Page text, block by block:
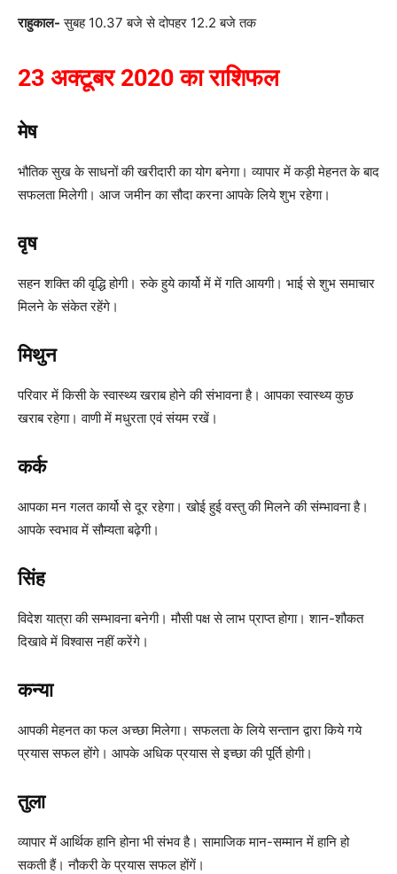
राहुकाल- सुबह 10.37 बजे से दोपहर 12.2 बजे तक
23 अक्टूबर 2020 का राशिफल
मेष
भौतिक सुख के साधनों की खरीदारी का योग बनेगा। व्यापार में कड़ी मेहनत के बाद
सफलता मिलेगी। आज जमीन का सौदा करना आपके लिये शुभ रहेगा।
वृष
सहन शक्ति की वृद्धि होगी। रुके हुये कार्यो में में गति आयगी। भाई से शुभ समाचार
मिलने के संकेत रहेंगे।
मिथुन
परिवार में किसी के स्वास्थ्य खराब होने की संभावना है। आपका स्वास्थ्य कुछ
खराब रहेगा। वाणी में मधुरता एवं संयम रखें।
कर्क
आपका मन गलत कार्यो से दूर रहेगा। खोई हुई वस्तु की मिलने की संम्भावना है।
आपके स्वभाव में सौम्यता बढ़ेगी।
सिंह
विदेश यात्रा की सम्भावना बनेगी। मौसी पक्ष से लाभ प्राप्त होगा। शान-शौकत
दिखावे में विश्वास नहीं करेंगे।
कन्या
आपकी मेहनत का फल अच्छा मिलेगा। सफलता के लिये सन्तान द्वारा किये गये
प्रयास सफल होंगे। आपके अधिक प्रयास से इच्छा की पूर्ति होगी।
तुला
व्यापार में आर्थिक हानि होना भी संभव है। सामाजिक मान-सम्मान में हानि हो
सकती हैं। नौकरी के प्रयास सफल होंगें।